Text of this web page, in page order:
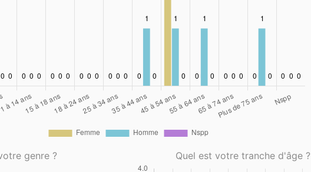
genre ? Quel est votre tranche d'âge ?